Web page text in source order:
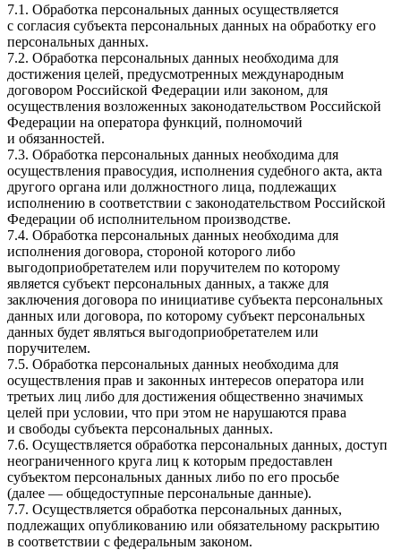
7.1. Обработка персональных данных осуществляется
с согласия субъекта персональных данных на обработку его
персональных данных.
7.2. Обработка персональных данных необходима для
достижения целей, предусмотренных международным
договором Российской Федерации или законом, для
осуществления возложенных законодательством Российской
Федерации на оператора функций, полномочий
и обязанностей.
7.3. Обработка персональных данных необходима для
осуществления правосудия, исполнения судебного акта, акта
другого органа или должностного лица, подлежащих
исполнению в соответствии с законодательством Российской
Федерации об исполнительном производстве.
7.4. Обработка персональных данных необходима для
исполнения договора, стороной которого либо
выгодоприобретателем или поручителем по которому
является субъект персональных данных, а также для
заключения договора по инициативе субъекта персональных
данных или договора, по которому субъект персональных
данных будет являться выгодоприобретателем или
поручителем.
7.5. Обработка персональных данных необходима для
осуществления прав и законных интересов оператора или
третьих лиц либо для достижения общественно значимых
целей при условии, что при этом не нарушаются права
и свободы субъекта персональных данных.
7.6. Осуществляется обработка персональных данных, доступ
неограниченного круга лиц к которым предоставлен
субъектом персональных данных либо по его просьбе
(далее — общедоступные персональные данные).
7.7. Осуществляется обработка персональных данных,
подлежащих опубликованию или обязательному раскрытию
в соответствии с федеральным законом.